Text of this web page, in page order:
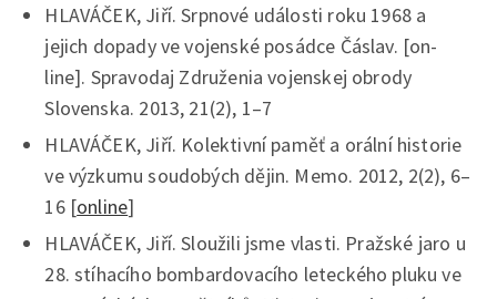
HLAVÁČEK, Jiří. Srpnové události roku 1968 a
jejich dopady ve vojenské posádce Čáslav. [on-
line]. Spravodaj Združenia vojenskej obrody
Slovenska. 2013, 21(2), 1–7
HLAVÁČEK, Jiří. Kolektivní paměť a orální historie
ve výzkumu soudobých dějin. Memo. 2012, 2(2), 6–
16 [online]
HLAVÁČEK, Jiří. Sloužili jsme vlasti. Pražské jaro u
28. stíhacího bombardovacího leteckého pluku ve